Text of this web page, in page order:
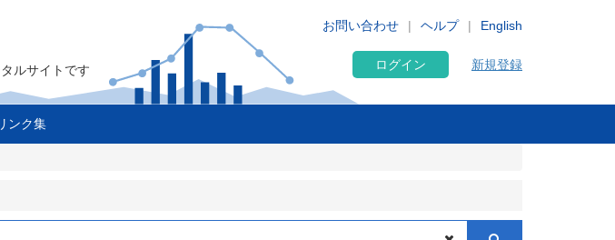
English
お問い合わせ ヘルプ
ルサイトです ログイン 新規登録
ンク集